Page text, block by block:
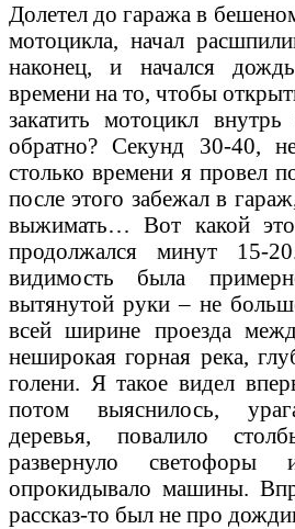
Долетел до гаража в
мотоцикла, начал
наконец, и начался
времени на то, чтобы
закатить мотоцикл
обратно? Секунд 30-40,
столько времени я провел
после этого забежал в
выжимать… Вот какой
продолжался минут 15-
видимость была
вытянутой руки – не
всей ширине проезда
неширокая горная река,
голени. Я такое видел
потом выяснилось,
деревья, повалило
развернуло
опрокидывало машины.
рассказ-то был не про